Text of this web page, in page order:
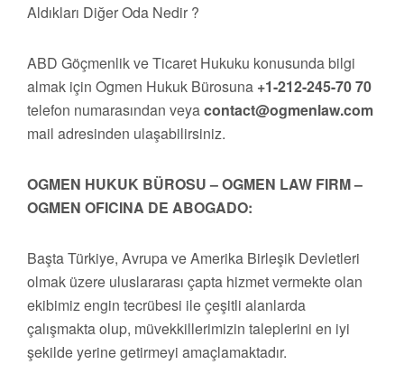
Aldıkları Diğer Oda Nedir ?
ABD Göçmenlik ve Ticaret Hukuku konusunda bilgi
almak için Ogmen Hukuk Bürosuna +1-212-245-70 70
telefon numarasından veyacontact@ogmenlaw.com
mail adresinden ulaşabilirsiniz.
OGMEN HUKUK BÜROSU – OGMEN LAW FIRM –
OGMEN OFICINA DE ABOGADO:
Başta Türkiye, Avrupa ve Amerika Birleşik Devletleri
olmak üzere uluslararası çapta hizmet vermekte olan
ekibimiz engin tecrübesi ile çeşitli alanlarda
çalışmakta olup, müvekkillerimizin taleplerini en iyi
şekilde yerine getirmeyi amaçlamaktadır.